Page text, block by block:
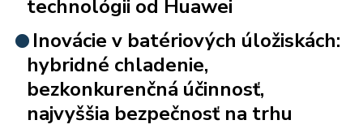
technológii od Huawei
Inovácie v batériových úložiskách:
hybridné chladenie,
bezkonkurenčná účinnosť,
najvyššia bezpečnosť na trhu